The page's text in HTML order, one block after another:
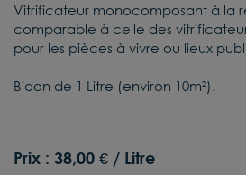
Vitrificateur monocomposant à la
comparable à celle des
pour les pièces à vivre ou lieux
Bidon de 1 Litre (environ 10m²).
Prix : 38,00 € / Litre